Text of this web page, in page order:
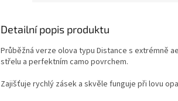
Detailní popis produktu
Průběžná verze olova typu Distance s extrémně
střelu a perfektním camo povrchem.
Zajišťuje rychlý zásek a skvěle funguje při lovu